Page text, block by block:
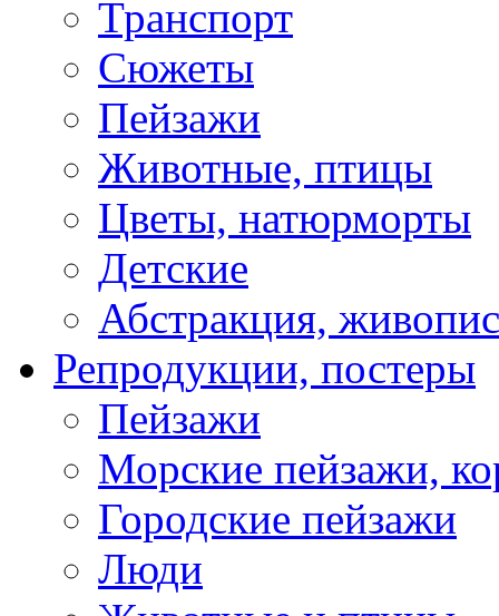
Транспорт
Сюжеты
Пейзажи
Животные, птицы
Цветы, натюрморты
Детские
Абстракция,
Репродукции, постеры
Пейзажи
Морские пейзажи,
Городские пейзажи
Люди